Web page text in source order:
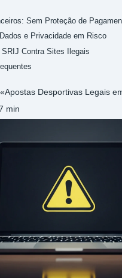
Sem Proteção de
e Privacidade em Risco
Contra Sites Ilegais
Desportivas Legais
min